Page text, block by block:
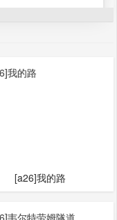
[a26]我的路